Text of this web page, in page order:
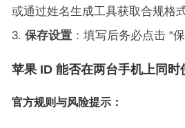
或通过姓名生成工具获取合规格式
保存设置：填写后务必点击 “保
苹果 ID 能否在两台手机上同时
官方规则与风险提示：